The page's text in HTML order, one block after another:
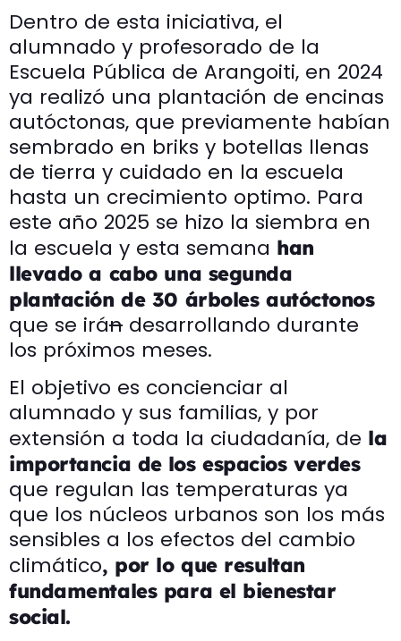
Dentro de esta iniciativa, el
alumnado y profesorado de la
Escuela Pública de Arangoiti, en 2024
ya realizó una plantación de encinas
autóctonas, que previamente habían
sembrado en briks y botellas llenas
de tierra y cuidado en la escuela
hasta un crecimiento optimo. Para
este año 2025 se hizo la siembra en
la escuela y esta semana han
llevado a cabo una segunda
plantación de 30 árboles autóctonos
que se irán desarrollando durante
los próximos meses.
El objetivo es concienciar al
alumnado y sus familias, y por
extensión a toda la ciudadanía, de la
importancia de los espacios verdes
que regulan las temperaturas ya
que los núcleos urbanos son los más
sensibles a los efectos del cambio
climático, por lo que resultan
fundamentales para el bienestar
social.